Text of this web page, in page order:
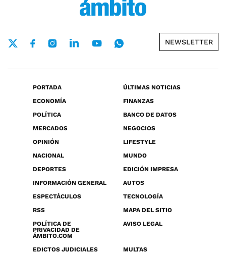
NEWSLETTER
PORTADA
ÚLTIMAS NOTICIAS
ECONOMÍA
FINANZAS
POLÍTICA
BANCO DE DATOS
MERCADOS
NEGOCIOS
OPINIÓN
LIFESTYLE
NACIONAL
MUNDO
DEPORTES
EDICIÓN IMPRESA
INFORMACIÓN GENERAL
AUTOS
ESPECTÁCULOS
TECNOLOGÍA
RSS
MAPA DEL SITIO
POLÍTICA DE
PRIVACIDAD DE
ÁMBITO.COM
AVISO LEGAL
EDICTOS JUDICIALES MULTAS